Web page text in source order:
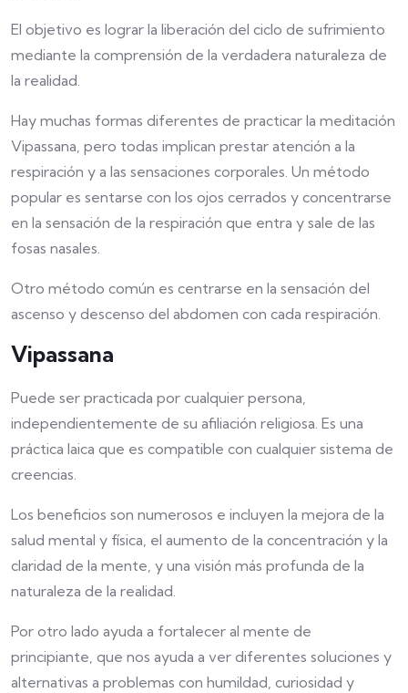
El objetivo es lograr la liberación del ciclo de sufrimiento
mediante la comprensión de la verdadera naturaleza de
la realidad.
Hay muchas formas diferentes de practicar la meditación
Vipassana, pero todas implican prestar atención a la
respiración y a las sensaciones corporales. Un método
popular es sentarse con los ojos cerrados y concentrarse
en la sensación de la respiración que entra y sale de las
fosas nasales.
Otro método común es centrarse en la sensación del
ascenso y descenso del abdomen con cada respiración.
Vipassana
Puede ser practicada por cualquier persona,
independientemente de su afiliación religiosa. Es una
práctica laica que es compatible con cualquier sistema de
creencias.
Los beneficios son numerosos e incluyen la mejora de la
salud mental y física, el aumento de la concentración y la
claridad de la mente, y una visión más profunda de la
naturaleza de la realidad.
Por otro lado ayuda a fortalecer al mente de
principiante, que nos ayuda a ver diferentes soluciones y
alternativas a problemas con humildad, curiosidad y